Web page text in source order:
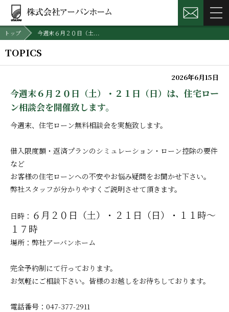
トップ 今週末６月２０日（土...
TOPICS
2026年6月15日
今週末６月２０日（土）・２１日（日）は、住宅ロー
ン相談会を開催致します。
今週末、住宅ローン無料相談会を実施致します。
借入限度額・返済プランのシミュレーション・ローン控除の要件
など
お客様の住宅ローンへの不安やお悩み疑問をお聞かせ下さい。
弊社スタッフが分かりやすくご説明させて頂きます。
日時： ６月２０日（土）・２１日（日）・１１時～
１７時
場所：弊社アーバンホーム
完全予約制にて行っております。
お気軽にご相談下さい。皆様のお越しをお待ちしております。
電話番号：047-377-2911